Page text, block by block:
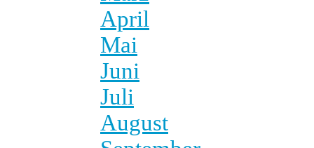
April
Mai
Juni
Juli
August